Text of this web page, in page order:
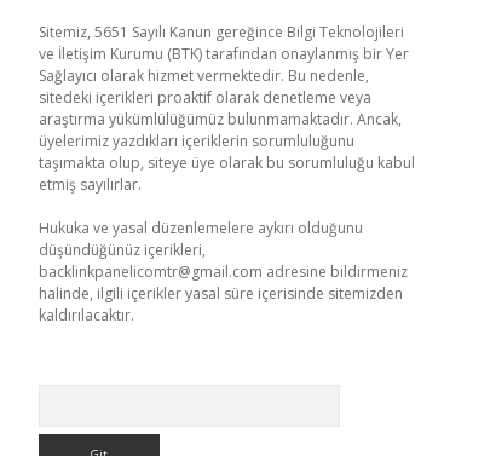
Sitemiz, 5651 Sayılı Kanun gereğince Bilgi Teknolojileri
ve İletişim Kurumu (BTK) tarafından onaylanmış bir Yer
Sağlayıcı olarak hizmet vermektedir. Bu nedenle,
sitedeki içerikleri proaktif olarak denetleme veya
araştırma yükümlülüğümüz bulunmamaktadır. Ancak,
üyelerimiz yazdıkları içeriklerin sorumluluğunu
taşımakta olup, siteye üye olarak bu sorumluluğu kabul
etmiş sayılırlar.
Hukuka ve yasal düzenlemelere aykırı olduğunu
düşündüğünüz içerikleri,
backlinkpanelicomtr@gmail.com adresine bildirmeniz
halinde, ilgili içerikler yasal süre içerisinde sitemizden
kaldırılacaktır.